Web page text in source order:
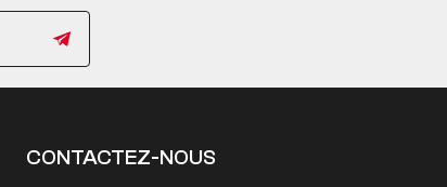
CONTACTEZ-NOUS